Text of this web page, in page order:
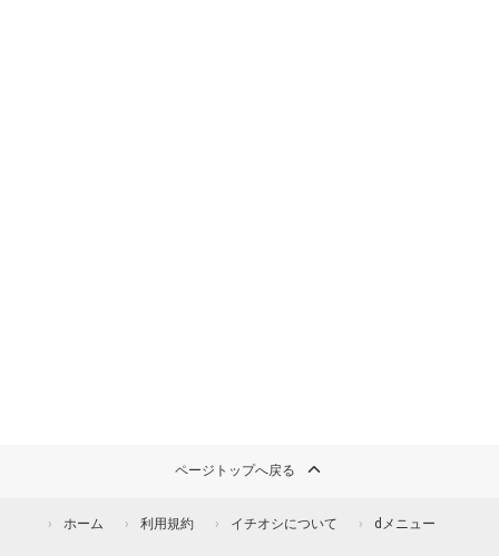
ページトップへ戻る
ホーム 利用規約 イチオシについて dメニュー